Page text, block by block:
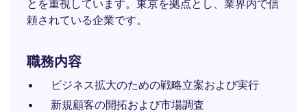
とを重視しています。東京を拠点とし、業界内で信
頼されている企業です。
職務内容
ビジネス拡大のための戦略立案および実行
新規顧客の開拓および市場調査